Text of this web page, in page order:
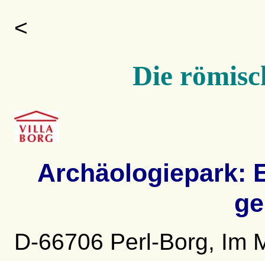
<
Die
Archäologiepark:
D-66706 Perl-Borg, Im